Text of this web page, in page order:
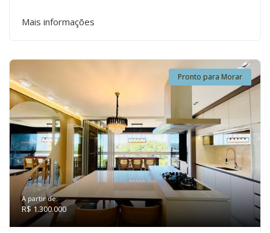
Mais informações
Pronto para Morar
A partir de:
R$ 1.300.000